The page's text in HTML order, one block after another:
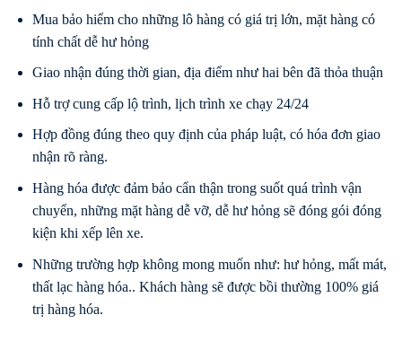
Mua bảo hiểm cho những lô hàng có giá trị lớn, mặt hàng có
tính chất dễ hư hỏng
Giao nhận đúng thời gian, địa điểm như hai bên đã thỏa thuận
Hỗ trợ cung cấp lộ trình, lịch trình xe chạy 24/24
Hợp đồng đúng theo quy định của pháp luật, có hóa đơn giao
nhận rõ ràng.
Hàng hóa được đảm bảo cẩn thận trong suốt quá trình vận
chuyển, những mặt hàng dễ vỡ, dễ hư hỏng sẽ đóng gói đóng
kiện khi xếp lên xe.
Những trường hợp không mong muốn như: hư hỏng, mất mát,
thất lạc hàng hóa.. Khách hàng sẽ được bồi thường 100% giá
trị hàng hóa.